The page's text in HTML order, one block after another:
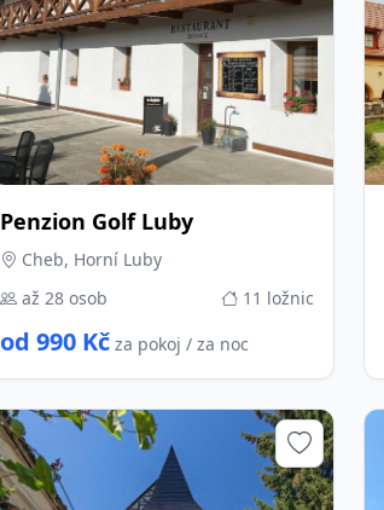
Penzion Golf Luby
Cheb, Horní Luby
až 28 osob
11 ložnic
od 990 Kč za pokoj / za noc